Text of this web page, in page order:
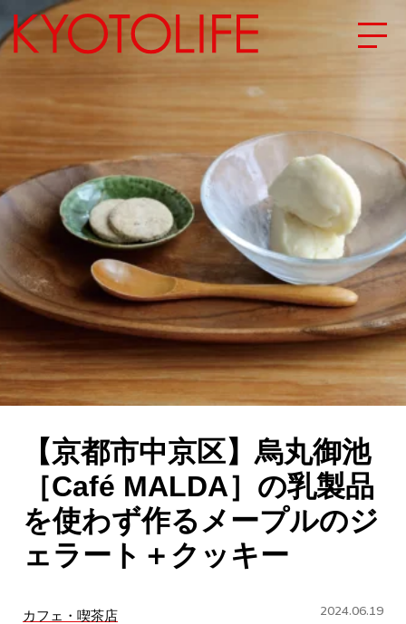
エリアから探す
地図から探す
カテゴリーから探す
SPECIAL
NEW OPEN
SERIES
CULTURE
ABOUT US
Instagram
チケットプレゼント応募
【京都市中京区】烏丸御池
［Café MALDA］の乳製品
を使わず作るメープルのジ
ェラート＋クッキー
カフェ・喫茶店 2024.06.19